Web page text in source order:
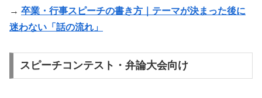
→ 卒業・行事スピーチの書き方｜テーマが決まった後に
迷わない「話の流れ」
スピーチコンテスト・弁論大会向け